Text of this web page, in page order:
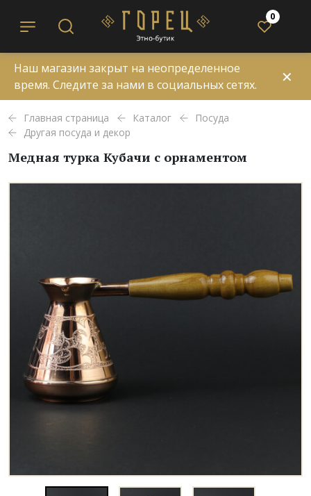
0
Наш магазин закрыт на неопределенное
время. Следите за нами в социальных сетях.
✕
Главная страница Каталог
Посуда
Другая посуда и декор
Медная турка Кубачи с орнаментом